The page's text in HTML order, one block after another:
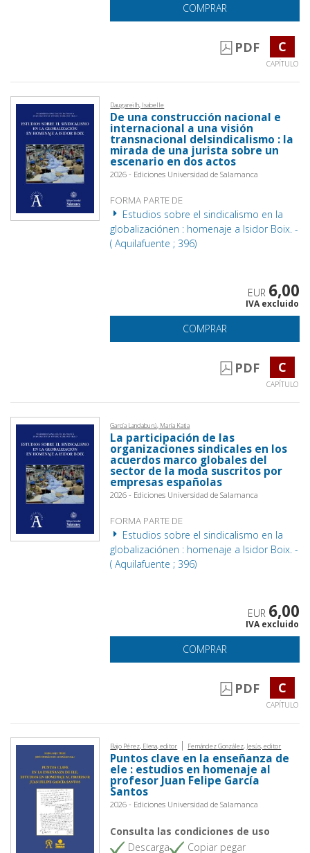
COMPRAR
PDF C
CAPÍTULO
Daugareilh, Isabelle
De una construcción nacional e
internacional a una visión
transnacional delsindicalismo : la
mirada de una jurista sobre un
escenario en dos actos
2026 - Ediciones Universidad de Salamanca
FORMA PARTE DE
Estudios sobre el sindicalismo en la
globalizaciónen : homenaje a Isidor Boix. -
( Aquilafuente ; 396)
EUR 6,00
IVA excluido
COMPRAR
PDF C
CAPÍTULO
García Landaburú, María Katia
La participación de las
organizaciones sindicales en los
acuerdos marco globales del
sector de la moda suscritos por
empresas españolas
2026 - Ediciones Universidad de Salamanca
FORMA PARTE DE
Estudios sobre el sindicalismo en la
globalizaciónen : homenaje a Isidor Boix. -
( Aquilafuente ; 396)
EUR 6,00
IVA excluido
COMPRAR
PDF C
CAPÍTULO
Bajo Pérez, Elena, editor | Fernández González, Jesús, editor
Puntos clave en la enseñanza de
ele : estudios en homenaje al
profesor Juan Felipe García
Santos
2026 - Ediciones Universidad de Salamanca
Consulta las condiciones de uso
Descarga
Copiar pegar